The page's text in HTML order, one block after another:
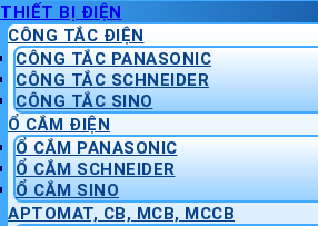
THIẾT BỊ ĐIỆN
CÔNG TẮC ĐIỆN
CÔNG TẮC PANASONIC
CÔNG TẮC SCHNEIDER
CÔNG TẮC SINO
Ổ CẮM ĐIỆN
Ổ CẮM PANASONIC
Ổ CẮM SCHNEIDER
Ổ CẮM SINO
APTOMAT, CB, MCB, MCCB